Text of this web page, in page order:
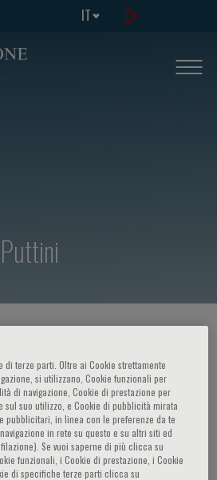
IT
EVENTI / RELATORE
Puttini
di terze parti. Oltre ai Cookie strettamente
si utilizzano, Cookie funzionali per
di navigazione, Cookie di prestazione per
sul suo utilizzo, e Cookie di pubblicità mirata
pubblicitari, in linea con le preferenze da te
in rete su questo e su altri siti ed
Se vuoi saperne di più clicca su
funzionali, i Cookie di prestazione, i Cookie
di specifiche terze parti clicca su